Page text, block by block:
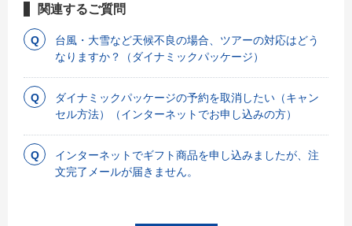
関連するご質問
台風・大雪など天候不良の場合、ツアーの対応はどう
なりますか？（ダイナミックパッケージ）
ダイナミックパッケージの予約を取消したい（キャン
セル方法）（インターネットでお申し込みの方）
インターネットでギフト商品を申し込みましたが、注
文完了メールが届きません。